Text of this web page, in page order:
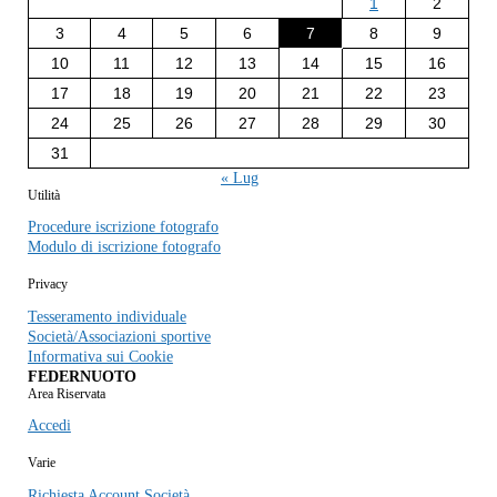
3
4 5 6 7 8
9
10
11 12 13 14 15
16
17
18 19 20 21 22
23
24
25 26 27 28 29
30
31
« Lug
Utilità
Procedure iscrizione fotografo
Modulo di iscrizione fotografo
Privacy
Tesseramento individuale
Società/Associazioni sportive
Informativa sui Cookie
FEDERNUOTO
Area Riservata
Accedi
Varie